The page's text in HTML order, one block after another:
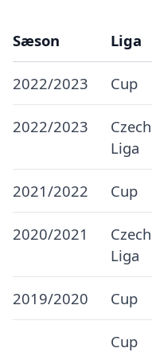
Sæson Liga
2022/2023 Cup
2022/2023
Czech
Liga
2021/2022 Cup
2020/2021
Czech
Liga
2019/2020 Cup
Cup